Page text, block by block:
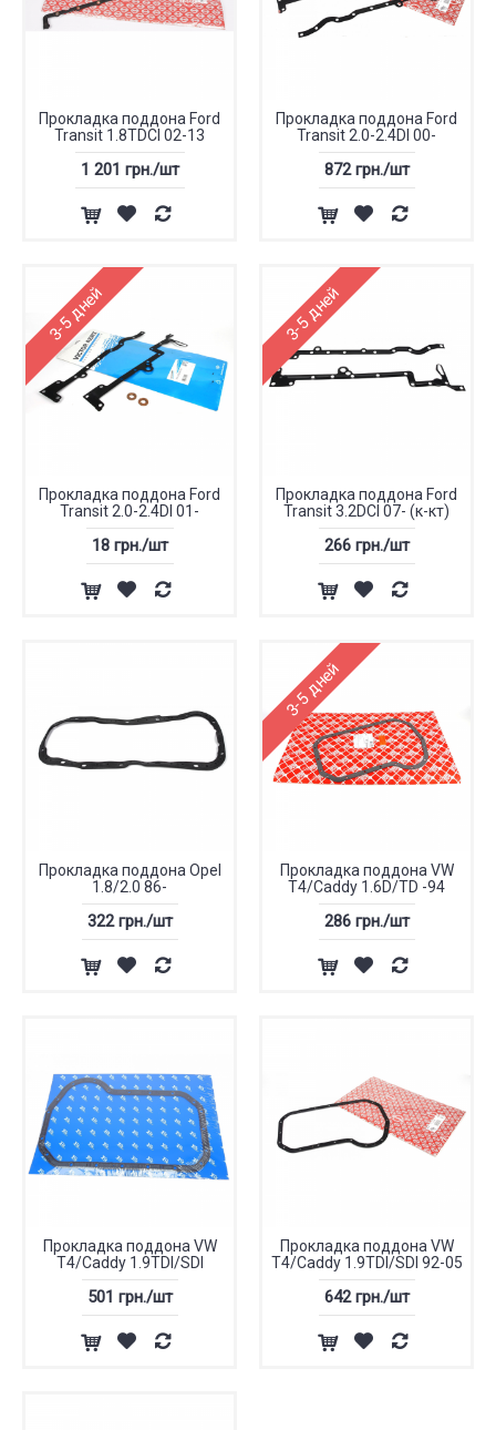
Прокладка поддона Ford
Transit 1.8TDCI 02-13
1 201 грн./шт
Прокладка поддона Ford
Transit 2.0-2.4DI 00-
872 грн./шт
3-5 дней
Прокладка поддона Ford
Transit 2.0-2.4DI 01-
18 грн./шт
3-5 дней
Прокладка поддона Ford
Transit 3.2DCI 07- (к-кт)
266 грн./шт
Прокладка поддона Opel
1.8/2.0 86-
322 грн./шт
3-5 дней
Прокладка поддона VW
T4/Caddy 1.6D/TD -94
286 грн./шт
Прокладка поддона VW
T4/Caddy 1.9TDI/SDI
501 грн./шт
Прокладка поддона VW
T4/Caddy 1.9TDI/SDI 92-05
642 грн./шт